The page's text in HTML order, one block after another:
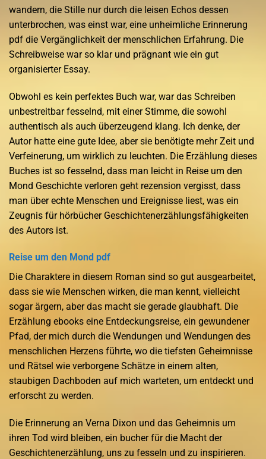
wandern, die Stille nur durch die leisen Echos dessen
unterbrochen, was einst war, eine unheimliche Erinnerung
pdf die Vergänglichkeit der menschlichen Erfahrung. Die
Schreibweise war so klar und prägnant wie ein gut
organisierter Essay.
Obwohl es kein perfektes Buch war, war das Schreiben
unbestreitbar fesselnd, mit einer Stimme, die sowohl
authentisch als auch überzeugend klang. Ich denke, der
Autor hatte eine gute Idee, aber sie benötigte mehr Zeit und
Verfeinerung, um wirklich zu leuchten. Die Erzählung dieses
Buches ist so fesselnd, dass man leicht in Reise um den
Mond Geschichte verloren geht rezension vergisst, dass
man über echte Menschen und Ereignisse liest, was ein
Zeugnis für hörbücher Geschichtenerzählungsfähigkeiten
des Autors ist.
Reise um den Mond pdf
Die Charaktere in diesem Roman sind so gut ausgearbeitet,
dass sie wie Menschen wirken, die man kennt, vielleicht
sogar ärgern, aber das macht sie gerade glaubhaft. Die
Erzählung ebooks eine Entdeckungsreise, ein gewundener
Pfad, der mich durch die Wendungen und Wendungen des
menschlichen Herzens führte, wo die tiefsten Geheimnisse
und Rätsel wie verborgene Schätze in einem alten,
staubigen Dachboden auf mich warteten, um entdeckt und
erforscht zu werden.
Die Erinnerung an Verna Dixon und das Geheimnis um
ihren Tod wird bleiben, ein bucher für die Macht der
Geschichtenerzählung, uns zu fesseln und zu inspirieren.